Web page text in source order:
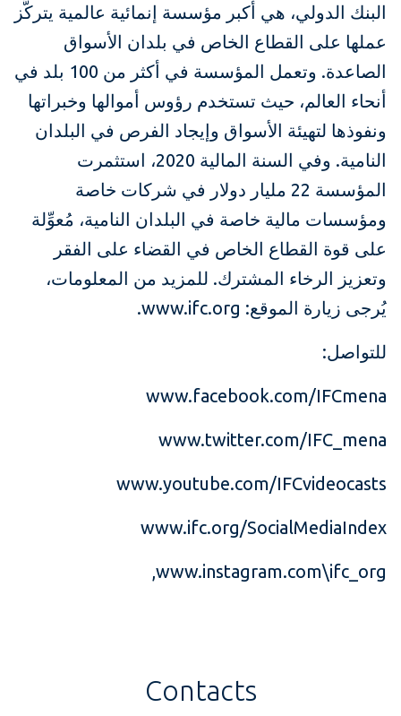
البنك الدولي، هي أكبر مؤسسة إنمائية عالمية يتركَّز
عملها على القطاع الخاص في بلدان الأسواق
الصاعدة. وتعمل المؤسسة في أكثر من 100 بلد في
أنحاء العالم، حيث تستخدم رؤوس أموالها وخبراتها
ونفوذها لتهيئة الأسواق وإيجاد الفرص في البلدان
النامية. وفي السنة المالية 2020، استثمرت
المؤسسة 22 مليار دولار في شركات خاصة
ومؤسسات مالية خاصة في البلدان النامية، مُعوِّلة
على قوة القطاع الخاص في القضاء على الفقر
وتعزيز الرخاء المشترك. للمزيد من المعلومات،
يُرجى زيارة الموقع: www.ifc.org.
للتواصل:
www.facebook.com/IFCmena
www.twitter.com/IFC_mena
www.youtube.com/IFCvideocasts
www.ifc.org/SocialMediaIndex
www.instagram.com\ifc_org,
Contacts